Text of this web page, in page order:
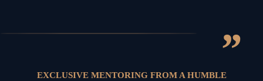
”
EXCLUSIVE MENTORING FROM A HUMBLE